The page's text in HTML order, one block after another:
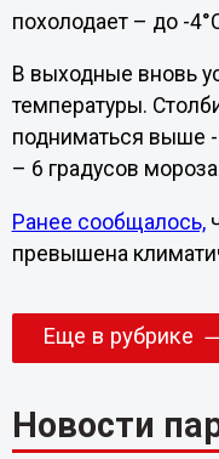
похолодает – до -
В выходные вновь
температуры.
подниматься выше
– 6 градусов
Ранее сообщалось,
превышена
Еще в рубрике
Новости